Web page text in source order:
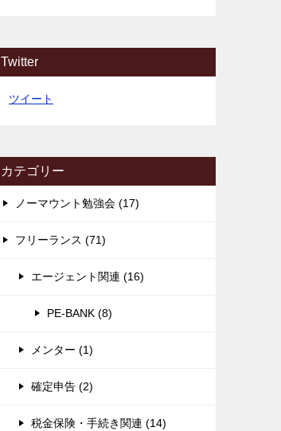
Twitter
ツイート
カテゴリー
ノーマウント勉強会 (17)
フリーランス (71)
エージェント関連 (16)
PE-BANK (8)
メンター (1)
確定申告 (2)
税金保険・手続き関連 (14)